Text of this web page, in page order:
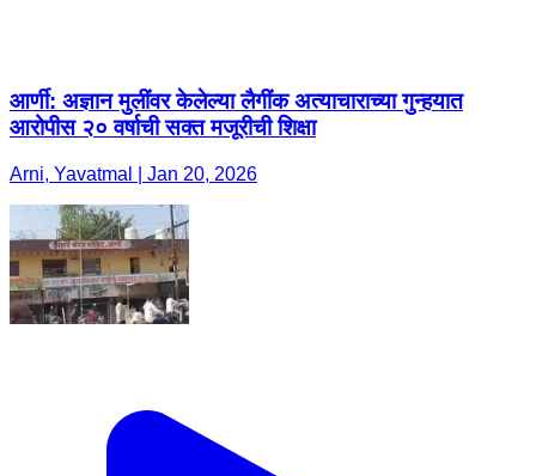
आर्णी: अज्ञान मुलींवर केलेल्या लैगींक अत्याचाराच्या गुन्हयात
आरोपीस २० वर्षाची सक्त मजूरीची शिक्षा
Arni, Yavatmal | Jan 20, 2026